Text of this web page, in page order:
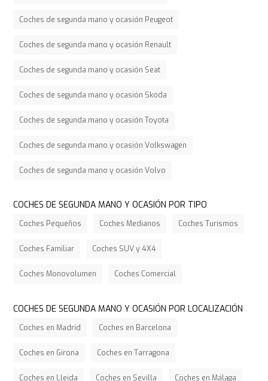
Coches de segunda mano y ocasión Peugeot
Coches de segunda mano y ocasión Renault
Coches de segunda mano y ocasión Seat
Coches de segunda mano y ocasión Skoda
Coches de segunda mano y ocasión Toyota
Coches de segunda mano y ocasión Volkswagen
Coches de segunda mano y ocasión Volvo
COCHES DE SEGUNDA MANO Y OCASIÓN POR TIPO
Coches Pequeños Coches Medianos Coches Turismos
Coches Familiar Coches SUV y 4X4
Coches Monovolumen Coches Comercial
COCHES DE SEGUNDA MANO Y OCASIÓN POR LOCALIZACIÓN
Coches en Madrid Coches en Barcelona
Coches en Girona Coches en Tarragona
Coches en Lleida Coches en Sevilla Coches en Málaga